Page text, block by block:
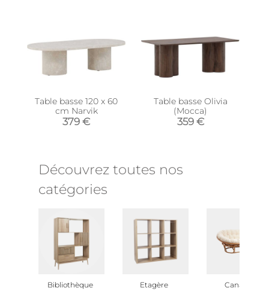
Table basse 120 x 60
cm Narvik
379 €
Table basse Olivia
(Mocca)
359 €
Découvrez toutes nos
catégories
Bibliothèque Etagère Canapé